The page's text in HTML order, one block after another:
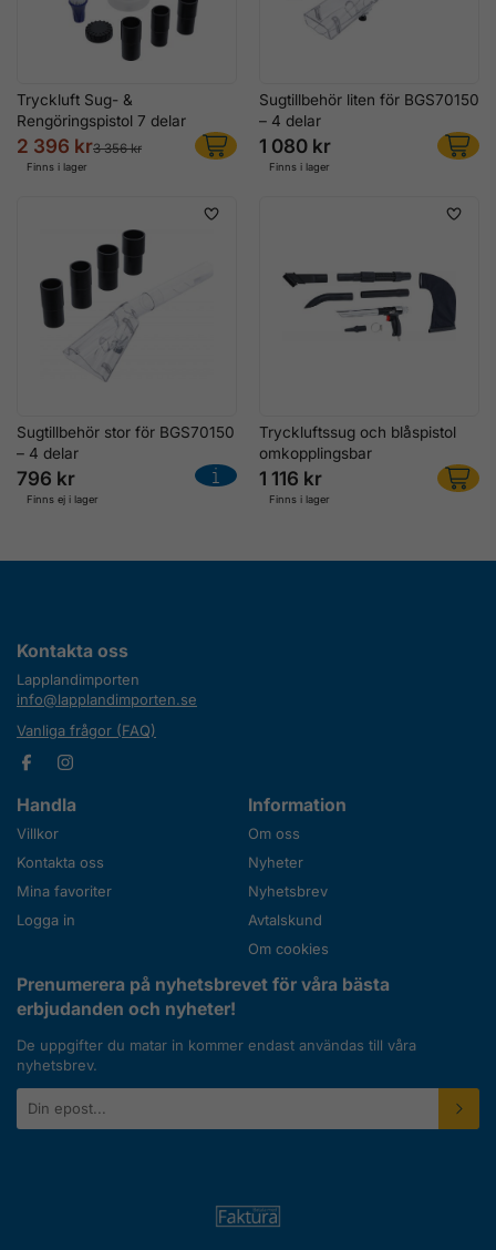
Tryckluft Sug- &
Rengöringspistol 7 delar
2 396 kr3 356 kr
Finns i lager
Sugtillbehör liten för BGS70150
– 4 delar
1 080 kr
Finns i lager
Sugtillbehör stor för BGS70150
– 4 delar
796 kr
Finns ej i lager
Tryckluftssug och blåspistol
omkopplingsbar
1 116 kr
Finns i lager
Kontakta oss
Lapplandimporten
info@lapplandimporten.se
Vanliga frågor (FAQ)
Handla
Villkor
Kontakta oss
Mina favoriter
Logga in
Information
Om oss
Nyheter
Nyhetsbrev
Avtalskund
Om cookies
Prenumerera på nyhetsbrevet för våra bästa
erbjudanden och nyheter!
De uppgifter du matar in kommer endast användas till våra
nyhetsbrev.
postadress